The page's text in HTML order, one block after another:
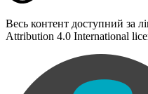
Весь контент доступний за
Attribution 4.0 International